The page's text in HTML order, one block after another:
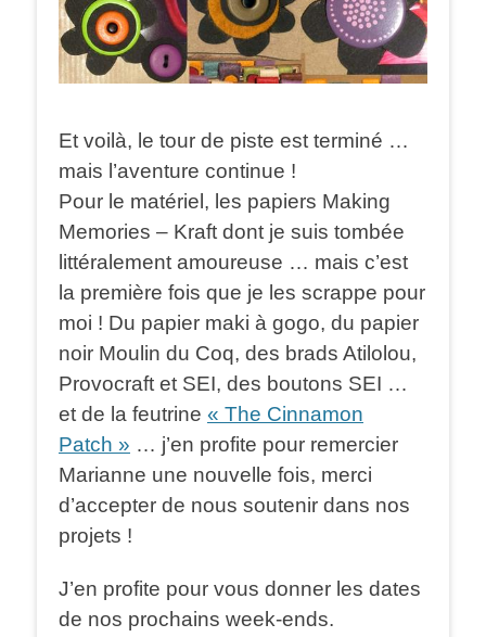
Et voilà, le tour de piste est terminé …
mais l’aventure continue !
Pour le matériel, les papiers Making
Memories – Kraft dont je suis tombée
littéralement amoureuse … mais c’est
la première fois que je les scrappe pour
moi ! Du papier maki à gogo, du papier
noir Moulin du Coq, des brads Atilolou,
Provocraft et SEI, des boutons SEI …
et de la feutrine « The Cinnamon
Patch » … j’en profite pour remercier
Marianne une nouvelle fois, merci
d’accepter de nous soutenir dans nos
projets !
J’en profite pour vous donner les dates
de nos prochains week-ends.